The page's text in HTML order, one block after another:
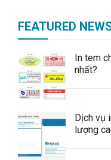
FEATURED
In tem
nhất?
Dịch vụ
lượng